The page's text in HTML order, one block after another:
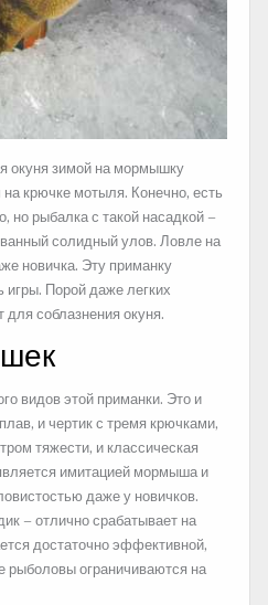
окуня зимой на мормышку
крючке мотыля. Конечно, есть
но рыбалка с такой насадкой –
солидный улов. Ловле на
новичка. Эту приманку
игры. Порой даже легких
для соблазнения окуня.
видов этой приманки. Это и
и чертик с тремя крючками,
тяжести, и классическая
имитацией мормыша и
даже у новичков.
– отлично срабатывает на
достаточно эффективной,
рыболовы ограничиваются на